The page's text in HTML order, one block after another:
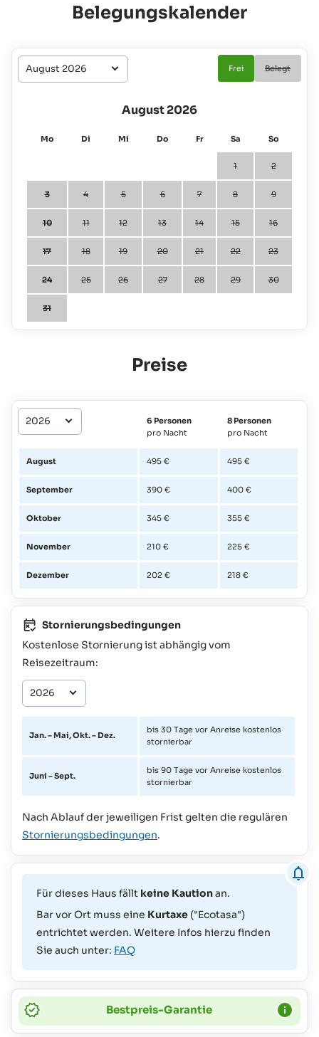
Belegungskalender
Frei Belegt
August 2026
Mo Di Mi Do Fr Sa So
1 2
3 4 5 6 7 8 9
10 11 12 13 14 15 16
17 18 19 20 21 22 23
24 25 26 27 28 29 30
31
Preise
6 Personen
pro Nacht
8 Personen
pro Nacht
August 495 € 495 €
September 390 € 400 €
Oktober 345 € 355 €
November 210 € 225 €
Dezember 202 € 218 €
Stornierungsbedingungen
Kostenlose Stornierung ist abhängig vom
Reisezeitraum:
Jan. – Mai, Okt. – Dez.
bis 30 Tage vor Anreise kostenlos
stornierbar
Juni – Sept.
bis 90 Tage vor Anreise kostenlos
stornierbar
Nach Ablauf der jeweiligen Frist gelten die regulären
Stornierungsbedingungen.
Für dieses Haus fällt keine Kautionan.
Bar vor Ort muss eine Kurtaxe ("Ecotasa")
entrichtet werden. Weitere Infos hierzu finden
Sie auch unter: FAQ
Bestpreis-Garantie